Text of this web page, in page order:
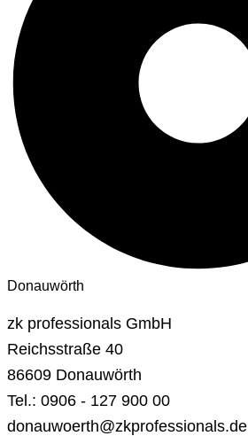
Donauwörth
zk professionals GmbH
Reichsstraße 40
86609 Donauwörth
Tel.: 0906 - 127 900 00
donauwoerth@zkprofessionals.de